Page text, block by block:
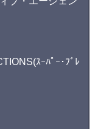
ｽｰﾊﾟｰ･ﾌﾞﾚ